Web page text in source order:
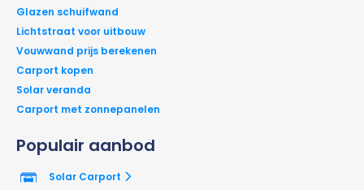
Populair aanbod
Solar Carport
Glazen schuifwand
Lichtstraat voor uitbouw
Vouwwand prijs berekenen
Carport kopen
Solar veranda
Carport met zonnepanelen